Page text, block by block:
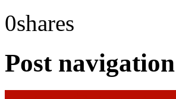
0shares
Post navigation